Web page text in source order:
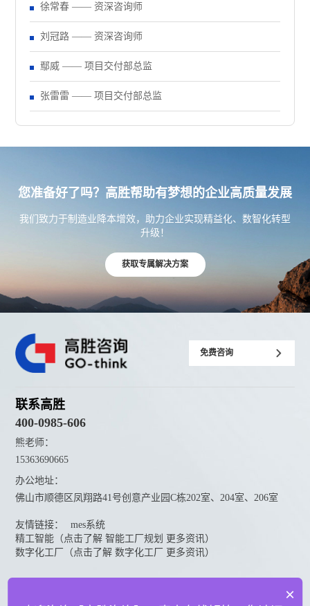
徐常春 —— 资深咨询师
刘冠路 —— 资深咨询师
鄢威 —— 项目交付部总监
张雷雷 —— 项目交付部总监
您准备好了吗？高胜帮助有梦想的企业高质量发展
我们致力于制造业降本增效，助力企业实现精益化、数智化转型
升级！
获取专属解决方案
免费咨询
联系高胜
400-0985-606
熊老师：
15363690665
办公地址：
佛山市顺德区凤翔路41号创意产业园C栋202室、204室、206室
友情链接：
mes系统
精工智能（点击了解 智能工厂规划 更多资讯）
数字化工厂（点击了解 数字化工厂 更多资讯）
×